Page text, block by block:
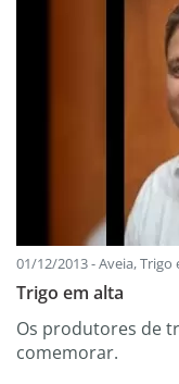
01/12/2013 - Aveia, Trigo
Trigo em alta
Os produtores de
comemorar.